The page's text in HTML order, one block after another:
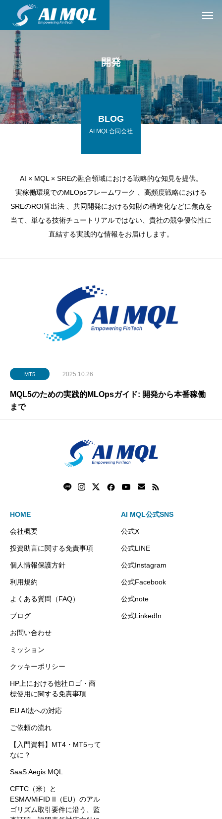
開発
BLOG
AI MQL合同会社
AI × MQL × SREの融合領域における戦略的な知見を提供。
実稼働環境でのMLOpsフレームワーク 、高頻度戦略における
SREのROI算出法 、共同開発における知財の構造化などに焦点を
当て、単なる技術チュートリアルではない、貴社の競争優位性に
直結する実践的な情報をお届けします。
MT5 2025.10.26
MQL5のための実践的MLOpsガイド: 開発から本番稼働
まで
HOME
会社概要
投資助言に関する免責事項
個人情報保護方針
利用規約
よくある質問（FAQ）
ブログ
お問い合わせ
ミッション
クッキーポリシー
HP上における他社ロゴ・商
標使用に関する免責事項
EU AI法への対応
ご依頼の流れ
【入門資料】MT4・MT5って
なに？
SaaS Aegis MQL
CFTC（米）と
ESMA/MiFID II（EU）のアル
ゴリズム取引要件に沿う、監
AI MQL公式SNS
公式X
公式LINE
公式Instagram
公式Facebook
公式note
公式LinkedIn